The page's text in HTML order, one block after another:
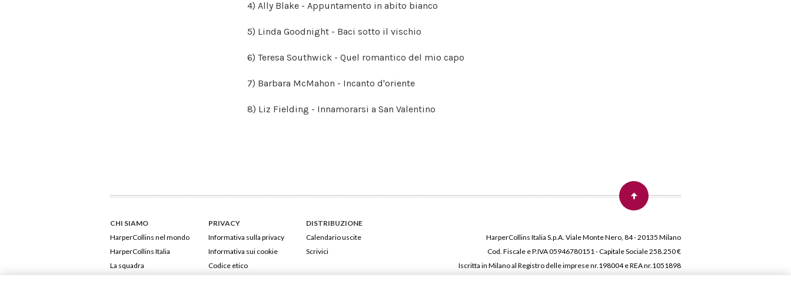
4) Ally Blake - Appuntamento in abito bianco
5) Linda Goodnight - Baci sotto il vischio
6) Teresa Southwick - Quel romantico del mio capo
7) Barbara McMahon - Incanto d'oriente
8) Liz Fielding - Innamorarsi a San Valentino
CHI SIAMO
HarperCollins nel mondo
HarperCollins Italia
La squadra
PRIVACY
Informativa sulla privacy
Informativa sui cookie
Codice etico
DISTRIBUZIONE
Calendario uscite
Scrivici
HarperCollins Italia S.p.A. Viale Monte Nero, 84 - 20135 Milano
Cod. Fiscale e P.IVA 05946780151 - Capitale Sociale 258.250 €
Iscritta in Milano al Registro delle imprese nr.198004 e REA nr.1051898